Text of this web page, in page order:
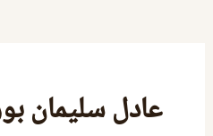
عادل سليمان